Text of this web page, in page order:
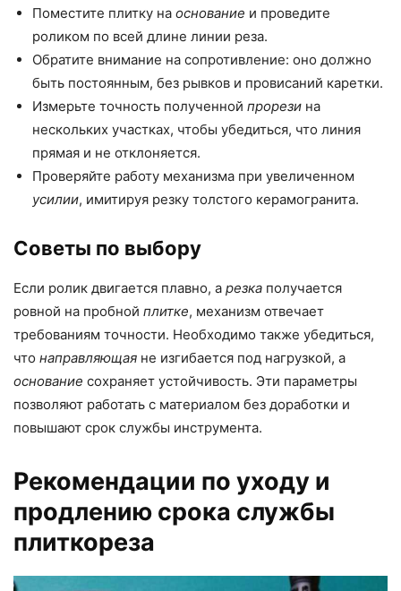
Поместите плитку на основание и проведите
роликом по всей длине линии реза.
Обратите внимание на сопротивление: оно должно
быть постоянным, без рывков и провисаний каретки.
Измерьте точность полученной прорези на
нескольких участках, чтобы убедиться, что линия
прямая и не отклоняется.
Проверяйте работу механизма при увеличенном
усилии, имитируя резку толстого керамогранита.
Советы по выбору
Если ролик двигается плавно, а резка получается
ровной на пробной плитке, механизм отвечает
требованиям точности. Необходимо также убедиться,
что направляющая не изгибается под нагрузкой, а
основание сохраняет устойчивость. Эти параметры
позволяют работать с материалом без доработки и
повышают срок службы инструмента.
Рекомендации по уходу и
продлению срока службы
плиткореза